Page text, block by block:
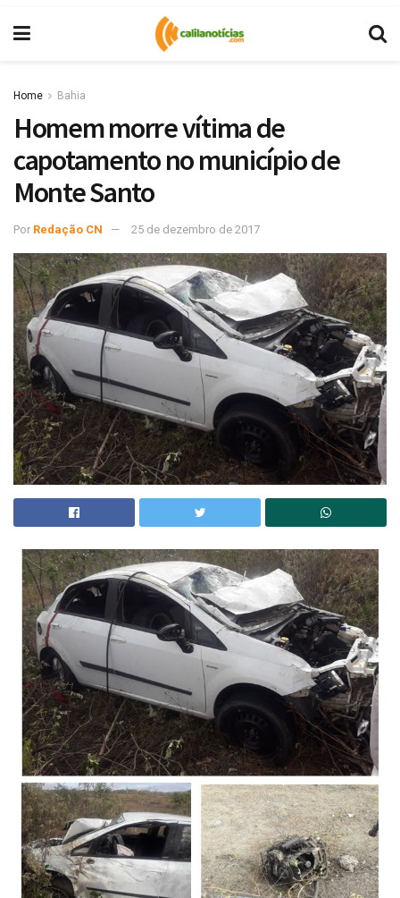
Home Bahia
Homem morre vítima de
capotamento no município de
Monte Santo
Por Redação CN 25 de dezembro de 2017